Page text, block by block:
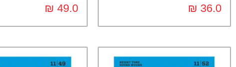
₪ 36.0
₪ 49.0